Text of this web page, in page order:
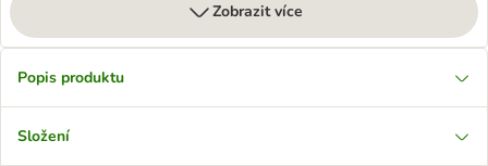
Zobrazit více
Popis produktu
Složení